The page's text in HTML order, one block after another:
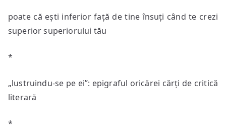
poate că ești inferior față de tine însuți când te crezi
superior superiorului tău
*
„lustruindu-se pe ei”: epigraful oricărei cărți de critică
literară
*